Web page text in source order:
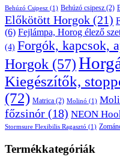
Behúzó Csipesz (1) Behúzó csipesz (2)
Előkötött Horgok (21)
(6) Fejlámpa, Horog élező
(4) Forgók, kapcsok,
Horgok (57)
Kiegészítők,
(72) Matrica (2) Molinó (1)
főzsinór (18) NEON
Stormsure Flexibilis Ragasztó (1)
Termékkategóriák